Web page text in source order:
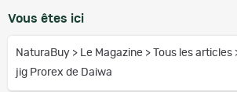
Vous êtes ici
NaturaBuy > Le Magazine > Tous les articles
jig Prorex de Daiwa